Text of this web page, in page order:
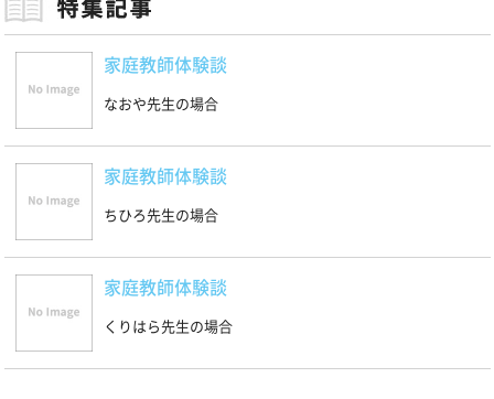
家庭教師体験談
なおや先生の場合
家庭教師体験談
ちひろ先生の場合
家庭教師体験談
くりはら先生の場合